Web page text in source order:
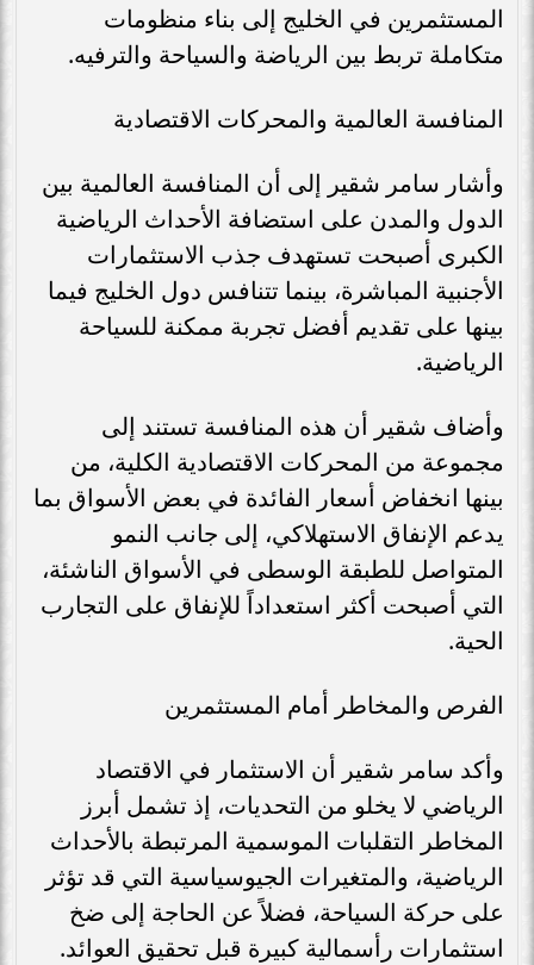
المستثمرين في الخليج إلى بناء منظومات
متكاملة تربط بين الرياضة والسياحة والترفيه.
المنافسة العالمية والمحركات الاقتصادية
وأشار سامر شقير إلى أن المنافسة العالمية بين
الدول والمدن على استضافة الأحداث الرياضية
الكبرى أصبحت تستهدف جذب الاستثمارات
الأجنبية المباشرة، بينما تتنافس دول الخليج فيما
بينها على تقديم أفضل تجربة ممكنة للسياحة
الرياضية.
وأضاف شقير أن هذه المنافسة تستند إلى
مجموعة من المحركات الاقتصادية الكلية، من
بينها انخفاض أسعار الفائدة في بعض الأسواق بما
يدعم الإنفاق الاستهلاكي، إلى جانب النمو
المتواصل للطبقة الوسطى في الأسواق الناشئة،
التي أصبحت أكثر استعداداً للإنفاق على التجارب
الحية.
الفرص والمخاطر أمام المستثمرين
وأكد سامر شقير أن الاستثمار في الاقتصاد
الرياضي لا يخلو من التحديات، إذ تشمل أبرز
المخاطر التقلبات الموسمية المرتبطة بالأحداث
الرياضية، والمتغيرات الجيوسياسية التي قد تؤثر
على حركة السياحة، فضلاً عن الحاجة إلى ضخ
استثمارات رأسمالية كبيرة قبل تحقيق العوائد.